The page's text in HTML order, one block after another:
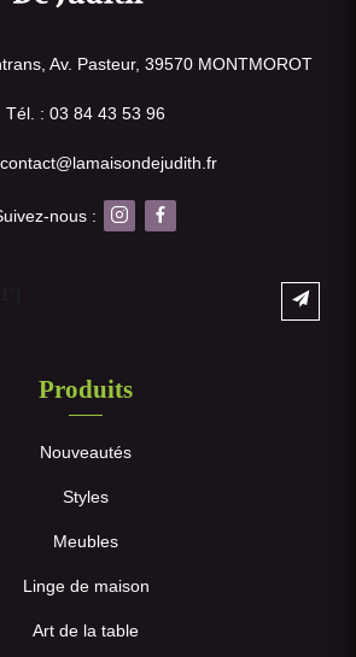
Av. Pasteur, 39570 MONTMOROT
Tél. : 03 84 43 53 96
nous :
Produits
Nouveautés
Styles
Meubles
Linge de maison
Art de la table